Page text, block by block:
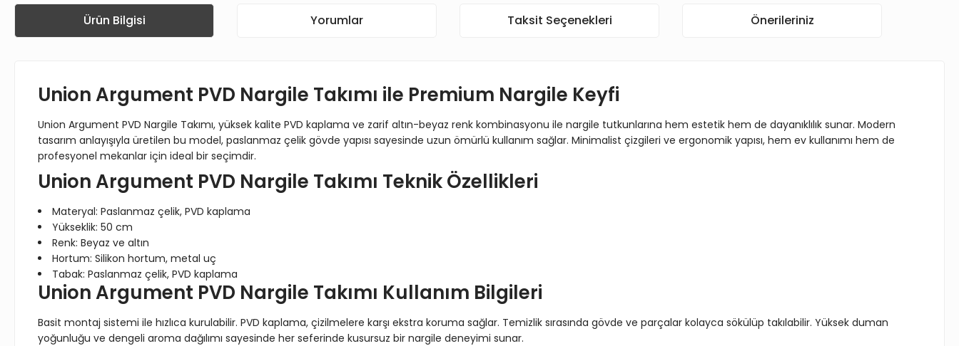
Ürün Bilgisi Yorumlar Taksit Seçenekleri Önerileriniz
Union Argument PVD Nargile Takımı ile Premium Nargile Keyfi
Union Argument PVD Nargile Takımı, yüksek kalite PVD kaplama ve zarif altın-beyaz renk kombinasyonu ile nargile tutkunlarına hem estetik hem de dayanıklılık sunar. Modern
tasarım anlayışıyla üretilen bu model, paslanmaz çelik gövde yapısı sayesinde uzun ömürlü kullanım sağlar. Minimalist çizgileri ve ergonomik yapısı, hem ev kullanımı hem de
profesyonel mekanlar için ideal bir seçimdir.
Union Argument PVD Nargile Takımı Teknik Özellikleri
Materyal: Paslanmaz çelik, PVD kaplama
Yükseklik: 50 cm
Renk: Beyaz ve altın
Hortum: Silikon hortum, metal uç
Tabak: Paslanmaz çelik, PVD kaplama
Union Argument PVD Nargile Takımı Kullanım Bilgileri
Basit montaj sistemi ile hızlıca kurulabilir. PVD kaplama, çizilmelere karşı ekstra koruma sağlar. Temizlik sırasında gövde ve parçalar kolayca sökülüp takılabilir. Yüksek duman
yoğunluğu ve dengeli aroma dağılımı sayesinde her seferinde kusursuz bir nargile deneyimi sunar.